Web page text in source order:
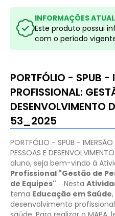
INFORMAÇÕES
Este produto possui
com o período
PORTFÓLIO - SPUB -
PROFISSIONAL:
DESENVOLVIMENTO
53_2025
PORTFÓLIO - SPUB - IMERSÃO
PESSOAS E
aluno, seja bem-vindo à
Profissional "Gestão de
de Equipes". Nesta
tema Educação em Saúde
desenvolvimento